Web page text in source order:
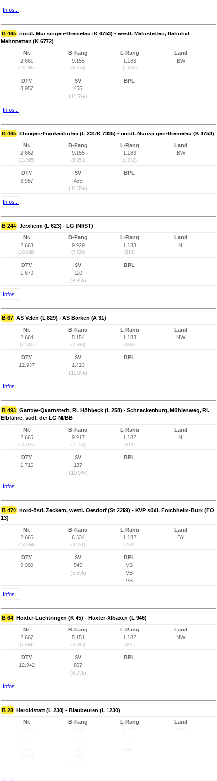
Infos...
B 465 nördl. Münsingen-Bremelau (K 6753) - westl. Mehrstetten, Bahnhof
Mehrstetten (K 6772)
Nr.
2.661
(13.586)
B-Rang
9.155
(6.753)
L-Rang
1.183
(1.032)
Land
BW
DTV
3.957
SV
455
(11,5%)
BPL
Infos...
B 465 Ehingen-Frankenhofen (L 231/K 7335) - nördl. Münsingen-Bremelau (K 6753)
Nr.
2.662
(13.585)
B-Rang
9.155
(6.753)
L-Rang
1.183
(1.032)
Land
BW
DTV
3.957
SV
455
(11,5%)
BPL
Infos...
B 244 Jerxheim (L 623) - LG (NI/ST)
Nr.
2.663
(10.849)
B-Rang
9.929
(7.526)
L-Rang
1.183
(914)
Land
NI
DTV
1.670
SV
110
(6,6%)
BPL
Infos...
B 67 AS Velen (L 829) - AS Borken (A 31)
Nr.
2.664
(7.500)
B-Rang
5.154
(2.788)
L-Rang
1.183
(602)
Land
NW
DTV
12.937
SV
1.423
(11,0%)
BPL
Infos...
B 493 Gartow-Quarnstedt, Ri. Höhbeck (L 258) - Schnackenburg, Mühlenweg, Ri.
Elbfähre, südl. der LG NI/BB
Nr.
2.665
(14.025)
B-Rang
9.917
(7.514)
L-Rang
1.182
(913)
Land
NI
DTV
1.716
SV
187
(10,9%)
BPL
Infos...
B 470 nord-östl. Zeckern, westl. Oesdorf (St 2259) - KVP südl. Forchheim-Burk (FO
13)
Nr.
2.666
(13.684)
B-Rang
6.334
(3.951)
L-Rang
1.182
(769)
Land
BY
DTV
9.900
SV
545
(5,5%)
BPL
VB
VB
VB
Infos...
B 64 Höxter-Lüchtringen (K 45) - Höxter-Albaxen (L 946)
Nr.
2.667
(7.384)
B-Rang
5.151
(2.785)
L-Rang
1.182
(601)
Land
NW
DTV
12.942
SV
867
(6,7%)
BPL
Infos...
B 28 Heroldstatt (L 230) - Blaubeuren (L 1230)
Nr.
2.668
B-Rang
9.143
L-Rang
1.182
Land
BW
Infos...